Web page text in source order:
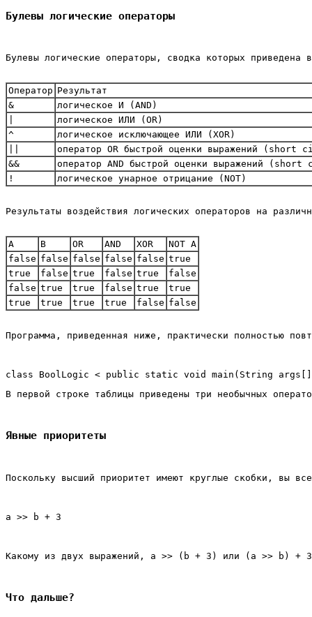
Булевы логические операторы
Булевы логические операторы, сводка которых
Оператор Результат
&
логическое И (AND)
логическое ИЛИ (OR)
^
логическое исключающее ИЛИ (XOR)
оператор OR быстрой оценки выражений (short
&&
оператор AND быстрой оценки выражений
!
логическое унарное отрицание (NOT)
Результаты воздействия логических операторов на
А В OR AND XOR
NOT A
false false false false false true
true
false true false true
false
false true true false true
true
true
true true true false false
Программа, приведенная ниже, практически полностью
class BoolLogic < public static void main(String
В первой строке таблицы приведены три необычных
Явные приоритеты
Поскольку высший приоритет имеют круглые скобки, вы
а >> b + 3
Какому из двух выражений, а >> (b + 3) или (а >> b) + 3,
Что дальше?